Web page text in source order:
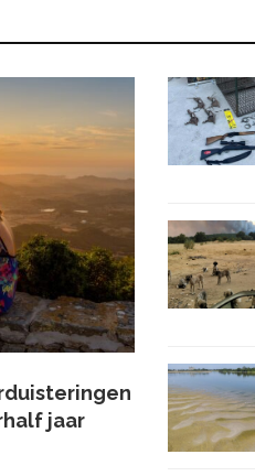
jaar